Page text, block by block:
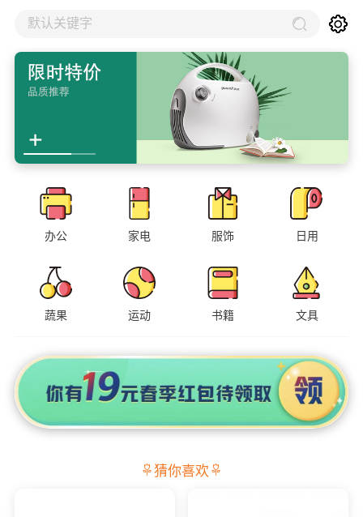
默认关键字
办公 家电 服饰 日用
蔬果 运动 书籍 文具
猜你喜欢